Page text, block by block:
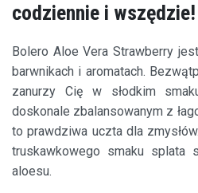
codziennie i wszędzie!
Bolero Aloe Vera Strawberry
barwnikach i aromatach.
zanurzy Cię w słodkim
doskonale zbalansowanym z
to prawdziwa uczta dla
truskawkowego smaku splata
aloesu.